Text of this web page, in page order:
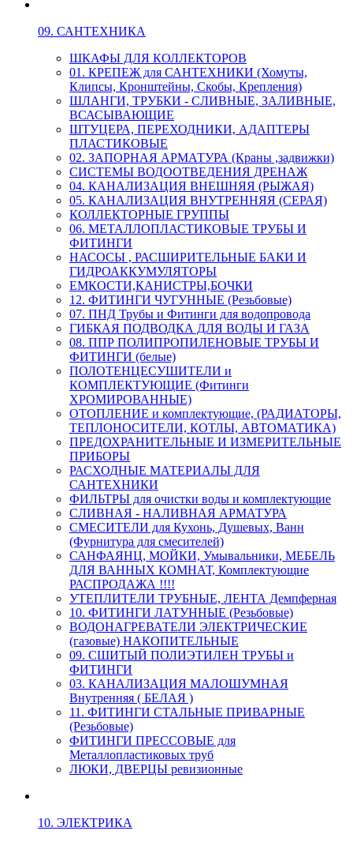
09. САНТЕХНИКА
ШКАФЫ ДЛЯ КОЛЛЕКТОРОВ
01. КРЕПЕЖ для САНТЕХНИКИ (Хомуты,
Клипсы, Кронштейны, Скобы, Крепления)
ШЛАНГИ, ТРУБКИ - СЛИВНЫЕ, ЗАЛИВНЫЕ,
ВСАСЫВАЮЩИЕ
ШТУЦЕРА, ПЕРЕХОДНИКИ, АДАПТЕРЫ
ПЛАСТИКОВЫЕ
02. ЗАПОРНАЯ АРМАТУРА (Краны ,задвижки)
СИСТЕМЫ ВОДООТВЕДЕНИЯ ДРЕНАЖ
04. КАНАЛИЗАЦИЯ ВНЕШНЯЯ (РЫЖАЯ)
05. КАНАЛИЗАЦИЯ ВНУТРЕННЯЯ (СЕРАЯ)
КОЛЛЕКТОРНЫЕ ГРУППЫ
06. МЕТАЛЛОПЛАСТИКОВЫЕ ТРУБЫ И
ФИТИНГИ
НАСОСЫ , РАСШИРИТЕЛЬНЫЕ БАКИ И
ГИДРОАККУМУЛЯТОРЫ
ЕМКОСТИ,КАНИСТРЫ,БОЧКИ
12. ФИТИНГИ ЧУГУННЫЕ (Резьбовые)
07. ПНД Трубы и Фитинги для водопровода
ГИБКАЯ ПОДВОДКА ДЛЯ ВОДЫ И ГАЗА
08. ППР ПОЛИПРОПИЛЕНОВЫЕ ТРУБЫ И
ФИТИНГИ (белые)
ПОЛОТЕНЦЕСУШИТЕЛИ и
КОМПЛЕКТУЮЩИЕ (Фитинги
ХРОМИРОВАННЫЕ)
ОТОПЛЕНИЕ и комплектующие, (РАДИАТОРЫ,
ТЕПЛОНОСИТЕЛИ, КОТЛЫ, АВТОМАТИКА)
ПРЕДОХРАНИТЕЛЬНЫЕ И ИЗМЕРИТЕЛЬНЫЕ
ПРИБОРЫ
РАСХОДНЫЕ МАТЕРИАЛЫ ДЛЯ
САНТЕХНИКИ
ФИЛЬТРЫ для очистки воды и комплектующие
СЛИВНАЯ - НАЛИВНАЯ АРМАТУРА
СМЕСИТЕЛИ для Кухонь, Душевых, Ванн
(Фурнитура для смесителей)
САНФАЯНЦ, МОЙКИ, Умывальники, МЕБЕЛЬ
ДЛЯ ВАННЫХ КОМНАТ, Комплектующие
РАСПРОДАЖА !!!!
УТЕПЛИТЕЛИ ТРУБНЫЕ, ЛЕНТА Демпферная
10. ФИТИНГИ ЛАТУННЫЕ (Резьбовые)
ВОДОНАГРЕВАТЕЛИ ЭЛЕКТРИЧЕСКИЕ
(газовые) НАКОПИТЕЛЬНЫЕ
09. СШИТЫЙ ПОЛИЭТИЛЕН ТРУБЫ и
ФИТИНГИ
03. КАНАЛИЗАЦИЯ МАЛОШУМНАЯ
Внутренняя ( БЕЛАЯ )
11. ФИТИНГИ СТАЛЬНЫЕ ПРИВАРНЫЕ
(Резьбовые)
ФИТИНГИ ПРЕССОВЫЕ для
Металлопластиковых труб
ЛЮКИ, ДВЕРЦЫ ревизионные
10. ЭЛЕКТРИКА